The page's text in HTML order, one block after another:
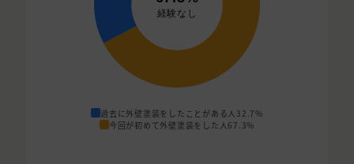
過去に外壁塗装をしたことがある人 32.7%
今回が初めて外壁塗装をした人67.3%